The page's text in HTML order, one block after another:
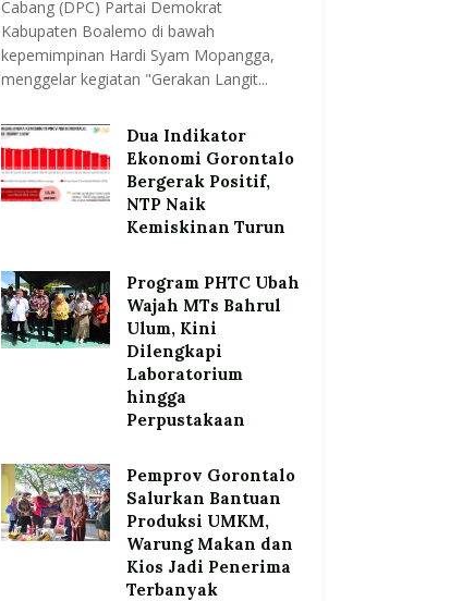
Cabang (DPC) Partai Demokrat
Kabupaten Boalemo di bawah
kepemimpinan Hardi Syam Mopangga,
menggelar kegiatan "Gerakan Langit...
Dua Indikator
Ekonomi Gorontalo
Bergerak Positif,
NTP Naik
Kemiskinan Turun
Program PHTC Ubah
Wajah MTs Bahrul
Ulum, Kini
Dilengkapi
Laboratorium
hingga
Perpustakaan
Pemprov Gorontalo
Salurkan Bantuan
Produksi UMKM,
Warung Makan dan
Kios Jadi Penerima
Terbanyak